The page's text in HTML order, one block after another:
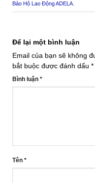
Bảo Hộ Lao Động ADELA
Để lại một bình luận
Email của bạn sẽ không
bắt buộc được đánh dấu *
Bình luận *
Tên *